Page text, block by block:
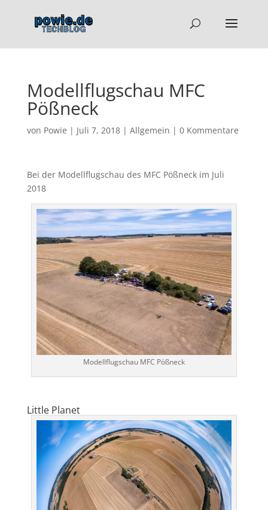
Modellflugschau MFC
Pößneck
von Powie | Juli 7, 2018| Allgemein | 0 Kommentare
Bei der Modellflugschau des MFC Pößneck im Juli
2018
Modellflugschau MFC Pößneck
Little Planet